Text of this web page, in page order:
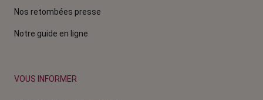
Nos retombées presse
Notre guide en ligne
VOUS INFORMER